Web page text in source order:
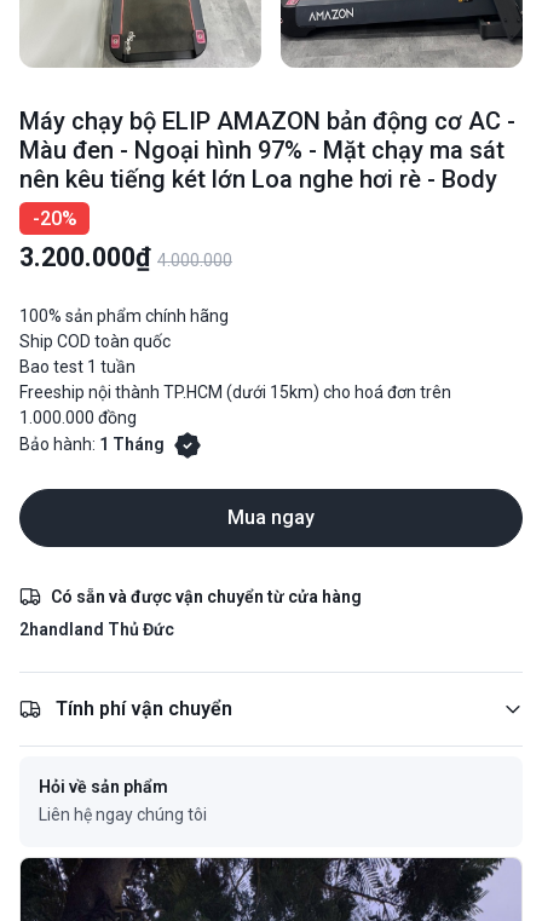
Máy chạy bộ ELIP AMAZON bản động cơ AC -
Màu đen - Ngoại hình 97% - Mặt chạy ma sát
nên kêu tiếng két lớn Loa nghe hơi rè - Body
-20%
3.200.000₫ 4.000.000
100% sản phẩm chính hãng
Ship COD toàn quốc
Bao test 1 tuần
Freeship nội thành TP.HCM (dưới 15km) cho hoá đơn trên
1.000.000 đồng
Bảo hành: 1 Tháng
Mua ngay
Có sẵn và được vận chuyển từ cửa hàng
2handland Thủ Đức
Tính phí vận chuyển
Hỏi về sản phẩm
Liên hệ ngay chúng tôi